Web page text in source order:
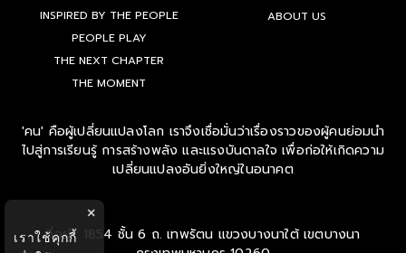
INSPIRED BY THE PEOPLE
PEOPLE PLAY
THE NEXT CHAPTER
THE MOMENT
ABOUT US
'คน' คือผู้เปลี่ยนแปลงโลก เราจึงเชื่อมั่นว่าเรื่องราวของผู้คนย่อมนำ
ไปสู่การเรียนรู้ การสร้างพลัง และแรงบันดาลใจ เพื่อก่อให้เกิดความ
เปลี่ยนแปลงอันยิ่งใหญ่ในอนาคต
ที่อยู่ : 1854 ชั้น 6 ถ. เทพรัตน แขวงบางนาใต้ เขตบางนา
×
เราใช้คุกกี้